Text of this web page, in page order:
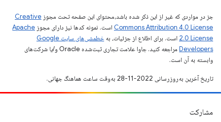
جز در مواردی که غیر از این ذکر شده باشد،‌محتوای این صفحه تحت مجوز Creative
Commons Attribution 4.0 License است. نمونه کدها نیز دارای مجوز Apache
2.0 License است. برای اطلاع از جزئیات، به
خطمشی‌های سایت Google
Developers‏
مراجعه کنید. جاوا علامت تجاری ثبت‌شده Oracle و/یا شرکت‌های
وابسته به آن است.
تاریخ آخرین به‌روزرسانی 2022-11-28 به‌وقت ساعت هماهنگ جهانی.
مشارکت